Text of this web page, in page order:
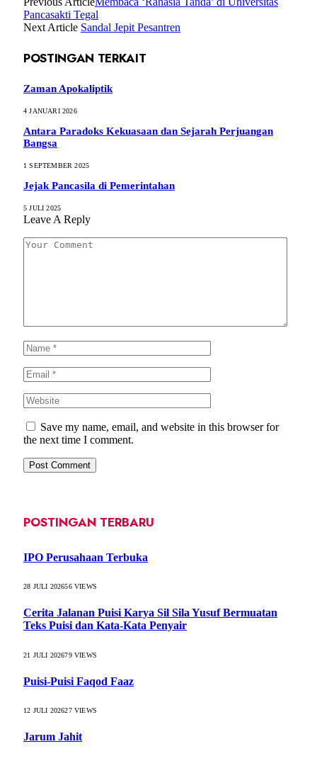
Pancasakti Tegal
Next Article Sandal Jepit Pesantren
POSTINGAN TERKAIT
Zaman Apokaliptik
4 JANUARI 2026
Antara Paradoks Kekuasaan dan Sejarah Perjuangan
Bangsa
1 SEPTEMBER 2025
Jejak Pancasila di Pemerintahan
5 JULI 2025
Leave A Reply
Save my name, email, and website in this browser for
the next time I comment.
POSTINGAN TERBARU
IPO Perusahaan Terbuka
28 JULI 202656VIEWS
Cerita Jalanan Puisi Karya Sil Sila Yusuf Bermuatan
Teks Puisi dan Kata-Kata Penyair
21 JULI 202679VIEWS
Puisi-Puisi Faqod Faaz
12 JULI 202627VIEWS
Jarum Jahit